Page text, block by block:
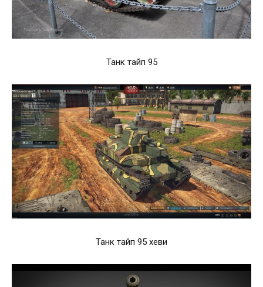
Танк тайп 95
Танк тайп 95 хеви